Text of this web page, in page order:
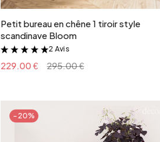
Petit bureau en chêne 1 tiroir style
scandinave Bloom
&
2 Avis
229.00 € 295.00 €
-20%